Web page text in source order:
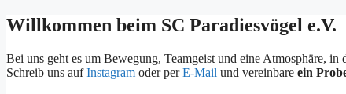
Willkommen beim SC Paradiesvögel e.V.
Bei uns geht es um Bewegung, Teamgeist und eine Atmosphäre,
Schreib uns aufInstagram oder perE-Mail und vereinbare ein